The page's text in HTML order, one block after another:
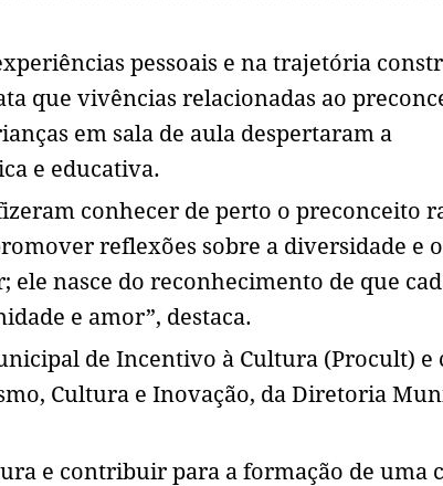
pessoais e na trajetória
que vivências relacionadas ao
em sala de aula despertaram a
e educativa.
conhecer de perto o preconceito
reflexões sobre a diversidade e o
nasce do reconhecimento de que
e amor”, destaca.
de Incentivo à Cultura (Procult) e
Cultura e Inovação, da Diretoria
e contribuir para a formação de uma